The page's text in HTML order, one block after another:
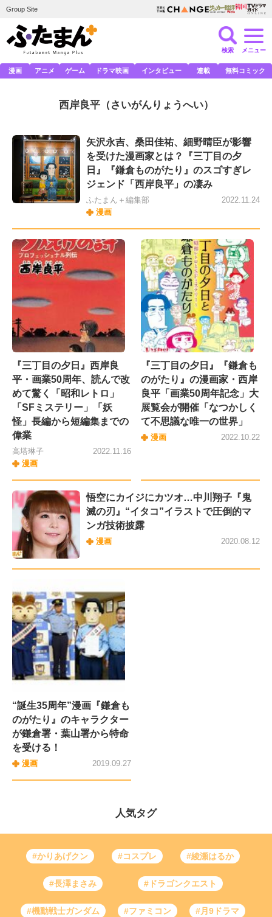
Group Site
検索 メニュー
漫画 アニメ ゲーム ドラマ映画 インタビュー 連載 無料コミック
西岸良平（さいがんりょうへい）
矢沢永吉、桑田佳祐、細野晴臣が影響
を受けた漫画家とは？『三丁目の夕
日』『鎌倉ものがたり』のスゴすぎレ
ジェンド「西岸良平」の凄み
ふたまん＋編集部
漫画
2022.11.24
『三丁目の夕日』西岸良
平・画業50周年、読んで改
めて驚く「昭和レトロ」
「SFミステリー」「妖
怪」長編から短編集までの
偉業
高塔琳子
漫画
2022.11.16
『三丁目の夕日』『鎌倉も
のがたり』の漫画家・西岸
良平「画業50周年記念」大
展覧会が開催「なつかしく
て不思議な唯一の世界」
漫画 2022.10.22
悟空にカイジにカツオ…中川翔子『鬼
滅の刃』“イタコ”イラストで圧倒的マ
ンガ技術披露
漫画 2020.08.12
“誕生35周年”漫画『鎌倉も
のがたり』のキャラクター
が鎌倉署・葉山署から特命
を受ける！
漫画 2019.09.27
人気タグ
#かりあげクン #コスプレ #綾瀬はるか
#長澤まさみ #ドラゴンクエスト
#機動戦士ガンダム #ファミコン #月9ドラマ